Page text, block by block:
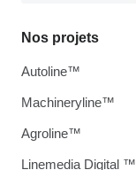
Nos projets
Autoline™
Machineryline™
Agroline™
Linemedia Digital ™